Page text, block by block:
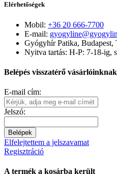
Elérhetőségek
Mobil: +36 20 666-7700
E-mail:
Gyógyhír Patika, Budapest,
Nyitva tartás: H-P: 7-18-ig,
Belépés visszatérő vásárlóinknak
E-mail cím:
Jelszó:
Belépek
Elfelejtettem a jelszavamat
Regisztráció
A termék a kosárba került